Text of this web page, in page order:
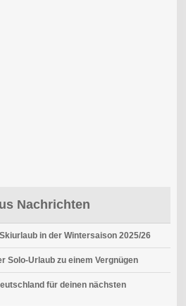
Nachrichten
in der Wintersaison 2025/26
Solo-Urlaub zu einem Vergnügen
für deinen nächsten